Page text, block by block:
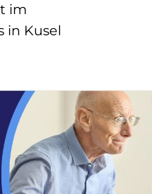
im
in Kusel